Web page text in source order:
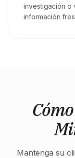
investigación o
información
Mantenga su